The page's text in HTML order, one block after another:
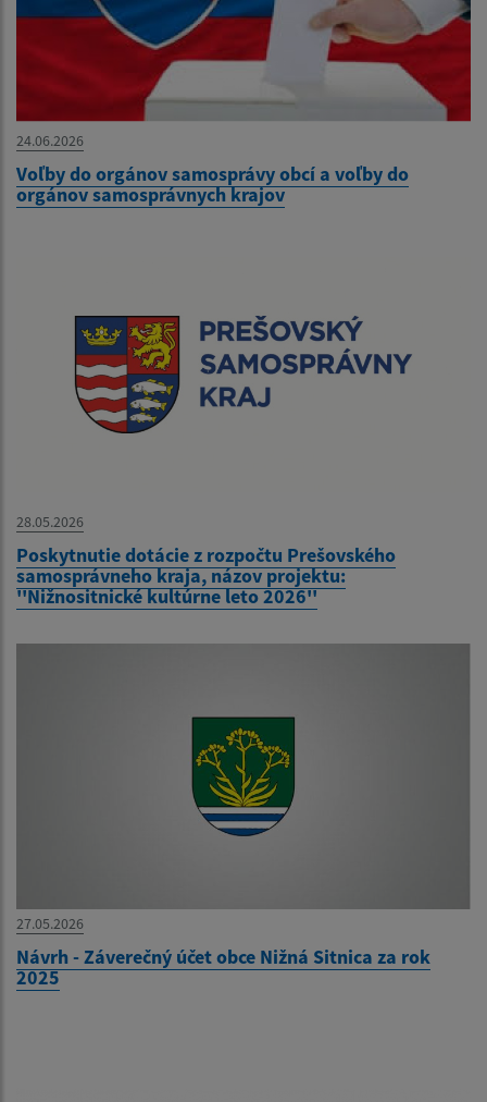
24.06.2026
Voľby do orgánov samosprávy obcí a voľby do
orgánov samosprávnych krajov
28.05.2026
Poskytnutie dotácie z rozpočtu Prešovského
samosprávneho kraja, názov projektu:
''Nižnositnické kultúrne leto 2026''
27.05.2026
Návrh - Záverečný účet obce Nižná Sitnica za rok
2025